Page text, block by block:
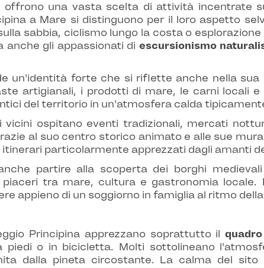
offrono una vasta scelta di attività incentrate
a Mare si distinguono per il loro aspetto
sabbia, ciclismo lungo la costa o
gli appassionati di escursionismo
un'identità forte che si riflette anche nella
artigianali, i prodotti di mare, le carni locali
del territorio in un'atmosfera calda
ospitano eventi tradizionali, mercati
al suo centro storico animato e alle sue
particolarmente apprezzati dagli amanti
partire alla scoperta dei borghi
tra mare, cultura e gastronomia locale.
appieno di un soggiorno in famiglia al ritmo
Principina apprezzano soprattutto il
piedi o in bicicletta. Molti sottolineano
dalla pineta circostante. La calma del